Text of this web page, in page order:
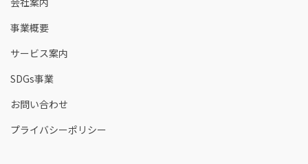
事業概要
サービス案内
SDGs事業
お問い合わせ
プライバシーポリシー